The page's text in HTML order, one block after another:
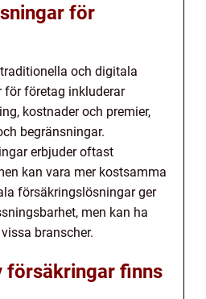
för
och digitala
företag inkluderar
kostnader och premier,
begränsningar.
erbjuder oftast
kan vara mer kostsamma
försäkringslösningar ger
men kan ha
branscher.
försäkringar finns